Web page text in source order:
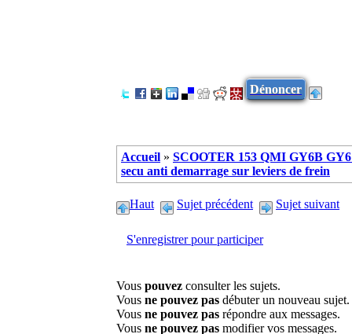
Dénoncer
Accueil » SCOOTER 153 QMI GY6B
secu anti demarrage sur leviers de frein
Haut Sujet précédent Sujet suivant
S'enregistrer pour participer
Vous pouvez consulter les sujets.
Vous ne pouvez pas débuter un nouveau sujet.
Vous ne pouvez pas répondre aux messages.
Vous ne pouvez pas modifier vos messages.